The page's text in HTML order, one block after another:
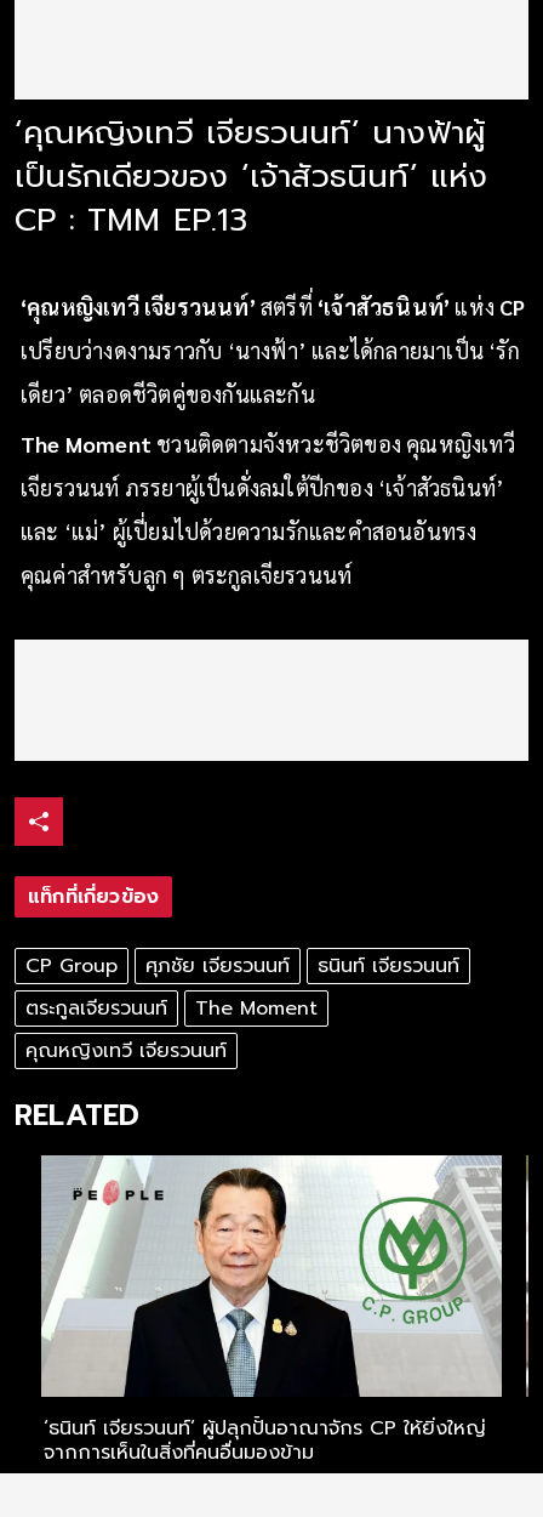
‘คุณหญิงเทวี เจียรวนนท์’ นางฟ้าผู้
เป็นรักเดียวของ ‘เจ้าสัวธนินท์’ แห่ง
CP : TMM EP.13
‘คุณหญิงเทวี เจียรวนนท์’ สตรีที่ ‘เจ้าสัวธนินท์’ แห่ง CP
เปรียบว่างดงามราวกับ ‘นางฟ้า’ และได้กลายมาเป็น ‘รัก
เดียว’ ตลอดชีวิตคู่ของกันและกัน
The Moment ชวนติดตามจังหวะชีวิตของ คุณหญิงเทวี
เจียรวนนท์ ภรรยาผู้เป็นดั่งลมใต้ปีกของ ‘เจ้าสัวธนินท์’
และ ‘แม่’ ผู้เปี่ยมไปด้วยความรักและคำสอนอันทรง
คุณค่าสำหรับลูก ๆ ตระกูลเจียรวนนท์
แท็กที่เกี่ยวข้อง
CP Group ศุภชัย เจียรวนนท์
ธนินท์ เจียรวนนท์
ตระกูลเจียรวนนท์
The Moment
คุณหญิงเทวี เจียรวนนท์
RELATED
‘ธนินท์ เจียรวนนท์’ ผู้ปลุกปั้นอาณาจักร CP ให้ยิ่งใหญ่
จากการเห็นในสิ่งที่คนอื่นมองข้าม